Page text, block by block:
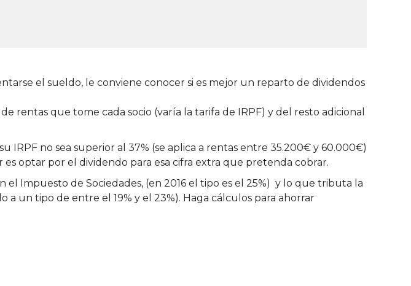
el sueldo, le conviene conocer si es mejor un reparto de dividendos
rentas que tome cada socio (varía la tarifa de IRPF) y del resto adicional
no sea superior al 37% (se aplica a rentas entre 35.200€ y 60.000€)
optar por el dividendo para esa cifra extra que pretenda cobrar.
Impuesto de Sociedades, (en 2016 el tipo es el 25%) y lo que tributa la
un tipo de entre el 19% y el 23%). Haga cálculos para ahorrar